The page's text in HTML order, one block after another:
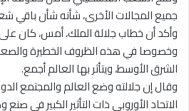
جميع المجالات الأخرى، شأنه شأن باقي
وأكد أن خطاب جلالة الملك، أمس، كان
وخصوصا في هذه الظروف الخطيرة
الشرق الأوسط، ويتأثر بها العالم أجمع.
وقال إن جلالته وضع العالم والمجتمع
الاتحاد الأوروبي ذات التأثير الكبير في